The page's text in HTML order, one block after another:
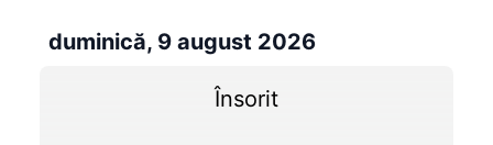
duminică, 9 august 2026
Însorit